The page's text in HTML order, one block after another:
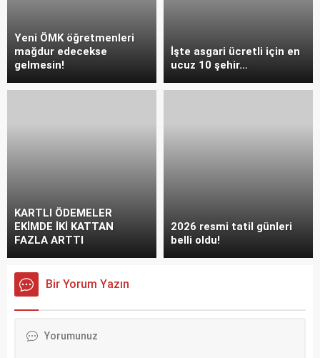
Yeni ÖMK öğretmenleri
mağdur edecekse
gelmesin!
İşte asgari ücretli için en
ucuz 10 şehir…
KARTLI ÖDEMELER
EKİMDE İKİ KATTAN
FAZLA ARTTI
2026 resmi tatil günleri
belli oldu!
Bir Yorum Yazın